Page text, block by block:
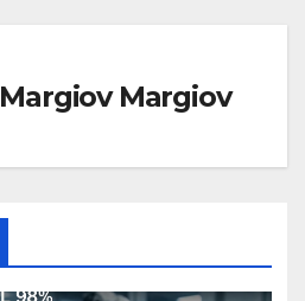
Margiov Margiov